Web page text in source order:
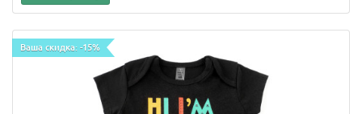
Ваша скидка: -15%